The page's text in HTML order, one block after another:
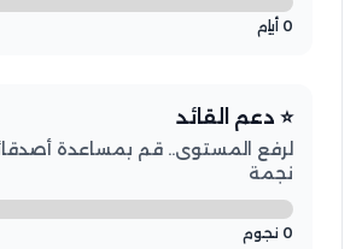
0 أيام
⭐ دعم القائد
نجمة
0 نجوم